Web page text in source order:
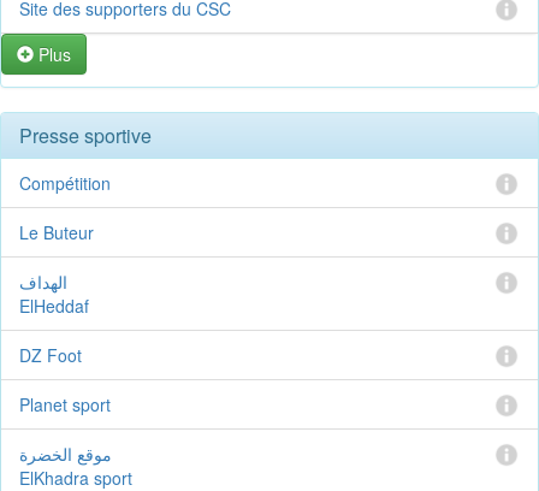
Site des supporters du CSC
Plus
Presse sportive
Compétition
Le Buteur
الهداف
ElHeddaf
DZ Foot
Planet sport
موقع الخضرة
ElKhadra sport